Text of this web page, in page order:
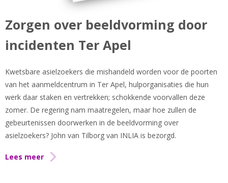
Zorgen over beeldvorming door
incidenten Ter Apel
Kwetsbare asielzoekers die mishandeld worden voor de poorten
van het aanmeldcentrum in Ter Apel, hulporganisaties die hun
werk daar staken en vertrekken; schokkende voorvallen deze
zomer. De regering nam maatregelen, maar hoe zullen de
gebeurtenissen doorwerken in de beeldvorming over
asielzoekers? John van Tilborg van INLIA is bezorgd.
Lees meer